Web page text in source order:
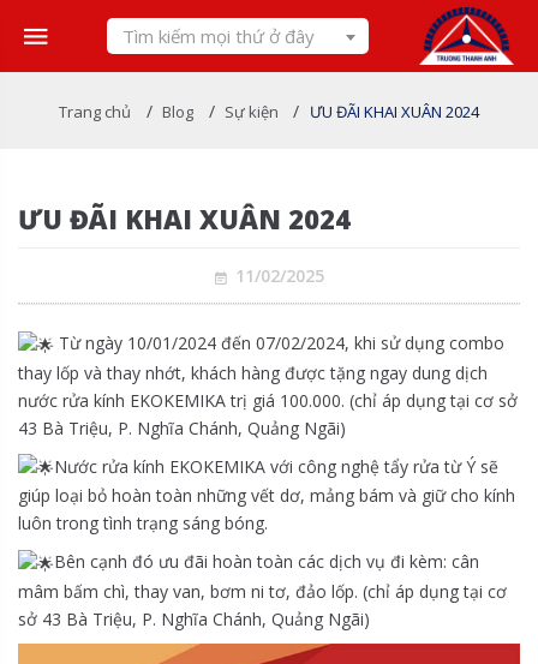
content
Tìm kiếm mọi thứ ở đây
Trang chủ / Blog / Sự kiện / ƯU ĐÃI KHAI XUÂN 2024
ƯU ĐÃI KHAI XUÂN 2024
11/02/2025
Từ ngày 10/01/2024 đến 07/02/2024, khi sử dụng combo
thay lốp và thay nhớt, khách hàng được tặng ngay dung dịch
nước rửa kính EKOKEMIKA trị giá 100.000. (chỉ áp dụng tại cơ sở
43 Bà Triệu, P. Nghĩa Chánh, Quảng Ngãi)
Nước rửa kính EKOKEMIKA với công nghệ tẩy rửa từ Ý sẽ
giúp loại bỏ hoàn toàn những vết dơ, mảng bám và giữ cho kính
luôn trong tình trạng sáng bóng.
Bên cạnh đó ưu đãi hoàn toàn các dịch vụ đi kèm: cân
mâm bấm chì, thay van, bơm ni tơ, đảo lốp. (chỉ áp dụng tại cơ
sở 43 Bà Triệu, P. Nghĩa Chánh, Quảng Ngãi)